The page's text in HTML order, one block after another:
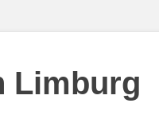
Limburg